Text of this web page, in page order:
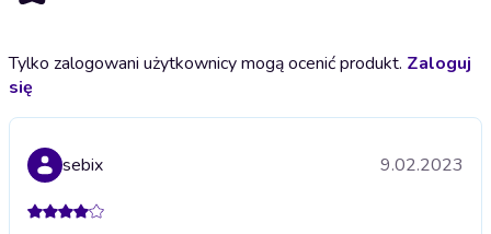
Tylko zalogowani użytkownicy mogą ocenić produkt. Zaloguj
się
sebix 9.02.2023